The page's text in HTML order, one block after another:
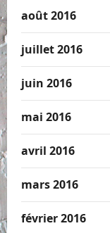
août 2016
juillet 2016
juin 2016
mai 2016
avril 2016
mars 2016
février 2016